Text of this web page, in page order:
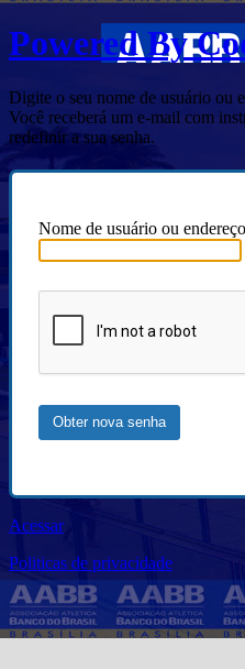
Powered By
Digite o seu nome de usuário ou
Você receberá um e-mail com
redefinir a sua senha.
Nome de usuário ou
Acessar
Politicas de privacidade